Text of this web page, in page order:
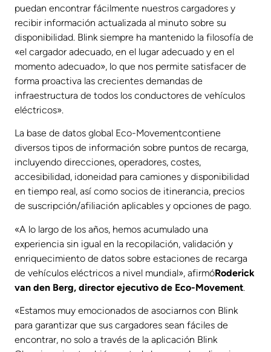
puedan encontrar fácilmente nuestros cargadores y
recibir información actualizada al minuto sobre su
disponibilidad. Blink siempre ha mantenido la filosofía de
«el cargador adecuado, en el lugar adecuado y en el
momento adecuado», lo que nos permite satisfacer de
forma proactiva las crecientes demandas de
infraestructura de todos los conductores de vehículos
eléctricos».
La base de datos global Eco-Movementcontiene
diversos tipos de información sobre puntos de recarga,
incluyendo direcciones, operadores, costes,
accesibilidad, idoneidad para camiones y disponibilidad
en tiempo real, así como socios de itinerancia, precios
de suscripción/afiliación aplicables y opciones de pago.
«A lo largo de los años, hemos acumulado una
experiencia sin igual en la recopilación, validación y
enriquecimiento de datos sobre estaciones de recarga
de vehículos eléctricos a nivel mundial», afirmóRoderick
van den Berg, director ejecutivo de Eco-Movement.
«Estamos muy emocionados de asociarnos con Blink
para garantizar que sus cargadores sean fáciles de
encontrar, no solo a través de la aplicación Blink